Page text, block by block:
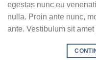
egestas nunc eu
nulla. Proin ante nunc,
ante. Vestibulum sit